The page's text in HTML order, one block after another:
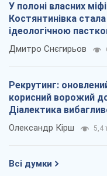
У полоні власних
Костянтинівка
ідеологічною
окупантів
Дмитро Снєгирьов
Рекрутинг:
корисний ворожий
Діалектика
Олександр Кірш 5,4
Всі думки